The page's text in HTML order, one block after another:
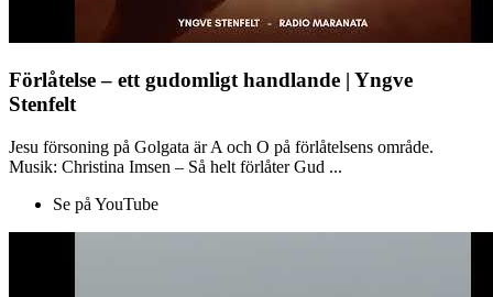
Förlåtelse – ett gudomligt handlande | Yngve
Stenfelt
Jesu försoning på Golgata är A och O på förlåtelsens område.
Musik: Christina Imsen – Så helt förlåter Gud ...
Se på YouTube